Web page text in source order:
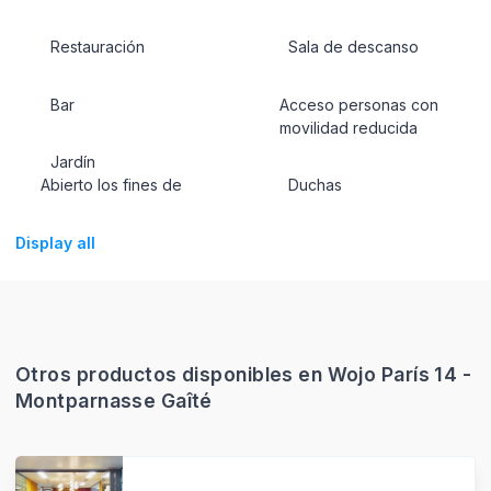
Restauración
Bar
Jardín
Abierto los fines de
Sala de descanso
Acceso personas con
movilidad reducida
Duchas
Display all
Otros productos disponibles en Wojo París 14 -
Montparnasse Gaîté